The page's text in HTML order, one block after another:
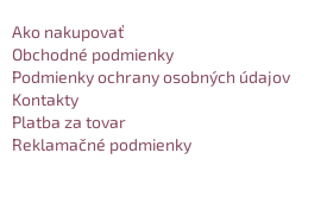
Ako nakupovať
Obchodné podmienky
Podmienky ochrany osobných údajov
Kontakty
Platba za tovar
Reklamačné podmienky